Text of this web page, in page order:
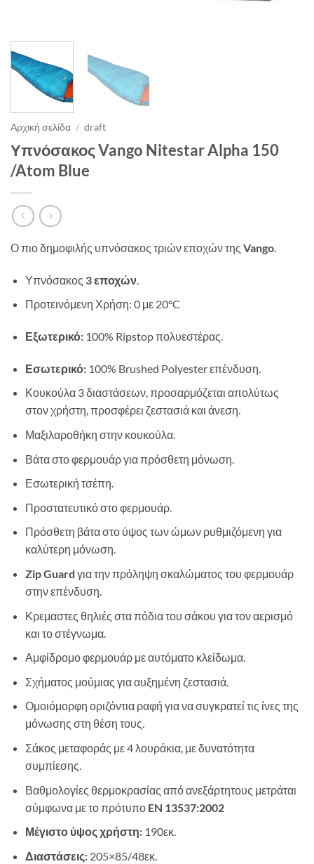
Αρχική σελίδα / draft
Υπνόσακος Vango Nitestar Alpha 150
/Atom Blue
Ο πιο δημοφιλής υπνόσακος τριών εποχών της Vango.
Υπνόσακος 3 εποχών.
Προτεινόμενη Χρήση: 0 με 20°C
Εξωτερικό: 100% Ripstop πολυεστέρας.
Εσωτερικό: 100% Brushed Polyester επένδυση.
Κουκούλα 3 διαστάσεων, προσαρμόζεται απολύτως
στον χρήστη, προσφέρει ζεστασιά και άνεση.
Μαξιλαροθήκη στην κουκούλα.
Βάτα στο φερμουάρ για πρόσθετη μόνωση.
Εσωτερική τσέπη.
Προστατευτικό στο φερμουάρ.
Πρόσθετη βάτα στο ύψος των ώμων ρυθμιζόμενη για
καλύτερη μόνωση.
Zip Guard για την πρόληψη σκαλώματος του φερμουάρ
στην επένδυση.
Κρεμαστες θηλιές στα πόδια του σάκου για τον αερισμό
και το στέγνωμα.
Αμφίδρομο φερμουάρ με αυτόματο κλείδωμα.
Σχήματος μούμιας για αυξημένη ζεστασιά.
Ομοιόμορφη οριζόντια ραφή για να συγκρατεί τις ίνες της
μόνωσης στη θέση τους.
Σάκος μεταφοράς με 4 λουράκια, με δυνατότητα
συμπίεσης.
Βαθμολογίες θερμοκρασίας από ανεξάρτητους μετράται
σύμφωνα με το πρότυπο EN 13537:2002
Μέγιστο ύψος χρήστη: 190εκ.
Διαστάσεις: 205×85/48εκ.